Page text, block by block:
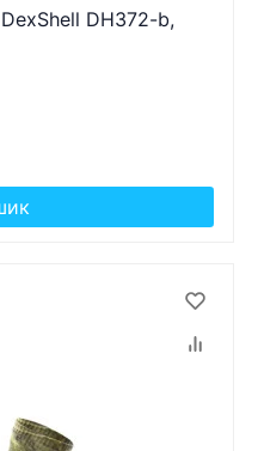
DH372-b,